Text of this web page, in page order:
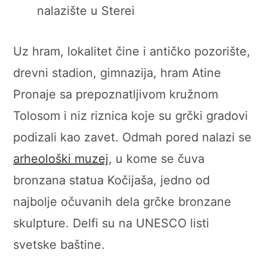
nalazište u Sterei
Uz hram, lokalitet čine i antičko pozorište,
drevni stadion, gimnazija, hram Atine
Pronaje sa prepoznatljivom kružnom
Tolosom i niz riznica koje su grčki gradovi
podizali kao zavet. Odmah pored nalazi se
arheološki muzej, u kome se čuva
bronzana statua Kočijaša, jedno od
najbolje očuvanih dela grčke bronzane
skulpture. Delfi su na UNESCO listi
svetske baštine.